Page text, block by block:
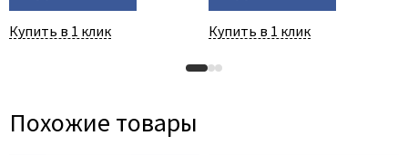
Купить в 1 клик Купить в 1 клик
Похожие товары